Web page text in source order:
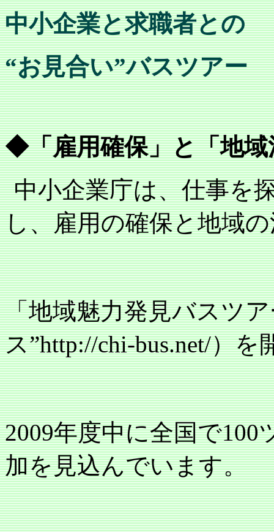
中小企業と求職者との
“お見合い”バスツアー
◆「雇用確保」と「地域
中小企業庁は、仕事を
し、雇用の確保と地域
「地域魅力発見バスツ
ス”http://chi-bus.net/）を
2009年度中に全国で100
加を見込んでいます。